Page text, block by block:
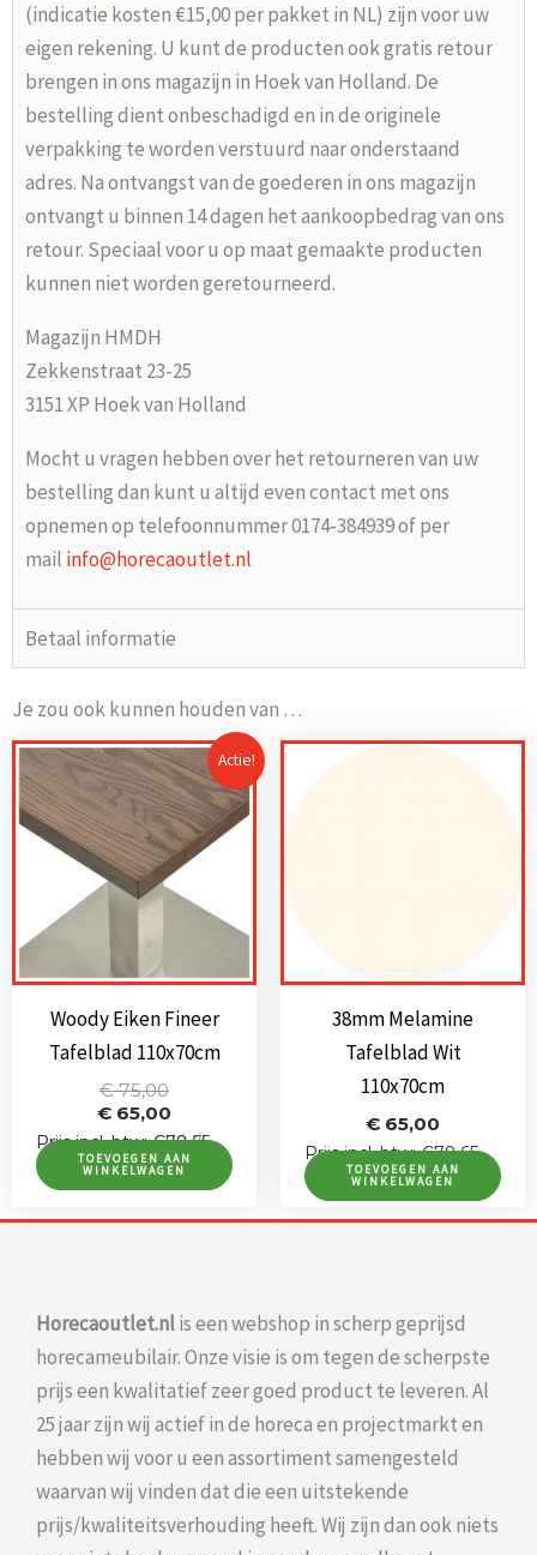
(indicatie kosten €15,00 per pakket in NL) zijn voor uw
eigen rekening. U kunt de producten ook gratis retour
brengen in ons magazijn in Hoek van Holland. De
bestelling dient onbeschadigd en in de originele
verpakking te worden verstuurd naar onderstaand
adres. Na ontvangst van de goederen in ons magazijn
ontvangt u binnen 14 dagen het aankoopbedrag van ons
retour. Speciaal voor u op maat gemaakte producten
kunnen niet worden geretourneerd.
Magazijn HMDH
Zekkenstraat 23-25
3151 XP Hoek van Holland
Mocht u vragen hebben over het retourneren van uw
bestelling dan kunt u altijd even contact met ons
opnemen op telefoonnummer 0174-384939 of per
mail info@horecaoutlet.nl
Betaal informatie
Je zou ook kunnen houden van …
Actie!
Woody Eiken Fineer
Tafelblad 110x70cm
€75,00
Prijs incl. btw: €90,75
Oorspronkelijke
prijs
was:
€ 75,00.
€ 65,00
Prijs incl. btw: €78,65
is:
€ 65,00.
TOEVOEGEN AAN
WINKELWAGEN
38mm Melamine
Tafelblad Wit
110x70cm
€ 65,00
Prijs incl. btw: €78,65
TOEVOEGEN AAN
WINKELWAGEN
Horecaoutlet.nlis een webshop in scherp geprijsd
horecameubilair. Onze visie is om tegen de scherpste
prijs een kwalitatief zeer goed product te leveren. Al
25 jaar zijn wij actief in de horeca en projectmarkt en
hebben wij voor u een assortiment samengesteld
waarvan wij vinden dat die een uitstekende
prijs/kwaliteitsverhouding heeft. Wij zijn dan ook niets